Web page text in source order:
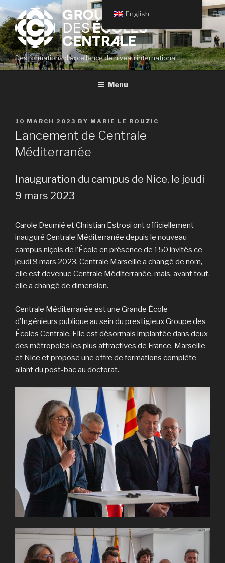
Skip
to
content
Des formations d'excellence de niveau international
Menu
POSTED
ON
10 MARCH 2023 BY MARIE LE ROUZIC
Lancement de Centrale
Méditerranée
Inauguration du campus de Nice, le jeudi
9 mars 2023
Carole Deumié et Christian Estrosi ont officiellement
inauguré Centrale Méditerranée depuis le nouveau
campus niçois de l’École en présence de 150 invités ce
jeudi 9 mars 2023. Centrale Marseille a changé de nom,
elle est devenue Centrale Méditerranée, mais, avant tout,
elle a changé de dimension.
Centrale Méditerranée est une Grande École
d’Ingénieurs publique au sein du prestigieux Groupe des
Écoles Centrale. Elle est désormais implantée dans deux
des métropoles les plus attractives de France, Marseille
et Nice et propose une offre de formations complète
allant du post-bac au doctorat.
English